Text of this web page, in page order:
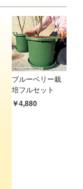
ブルーベリー栽
培フルセット
￥4,880